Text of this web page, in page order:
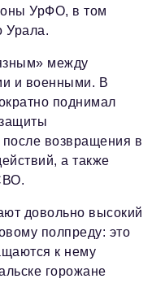
УрФО, в том
Урала.
между
и военными. В
поднимал
возвращения в
а также
довольно высокий
полпреду: это
к нему
горожане